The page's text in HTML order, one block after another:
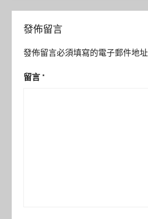
發佈留言
發佈留言必須填寫的電子郵件地
留言 *